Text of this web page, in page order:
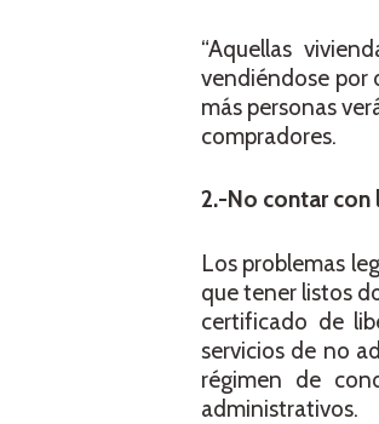
“Aquellas
vendiéndose por
más personas
compradores.
2.-No contar con
Los problemas
que tener listos
certificado de
servicios de no
régimen de
administrativos.